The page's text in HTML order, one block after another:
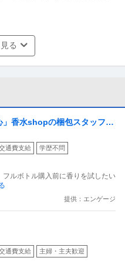
る
」香水shopの梱包スタッフ
通費支給 学歴不問
ルボトル購入前に香りを試したい
提供：エンゲージ
通費支給 主婦・主夫歓迎